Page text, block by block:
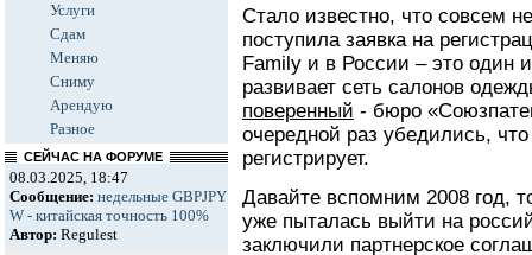
Услуги
Сдам
Меняю
Сниму
Арендую
Разное
СЕЙЧАС НА ФОРУМЕ
08.03.2025, 18:47
Сообщение: недельные GBPJPY
W - китайская точность 100%
Автор: Regulest
Стало известно, что совсем
поступила заявка на
Family и в России – это один
развивает сеть салонов
поверенный - бюро
очередной раз убедились, что
регистрирует.
Давайте вспомним 2008 год,
уже пыталась выйти на
заключили партнерское